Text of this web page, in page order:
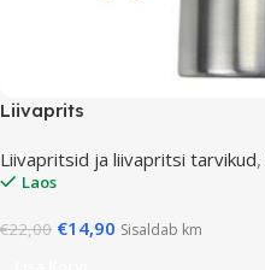
Liivaprits
Liivapritsid ja liivapritsi tarvikud,
Laos
€22,00 €14,90 Sisaldab km